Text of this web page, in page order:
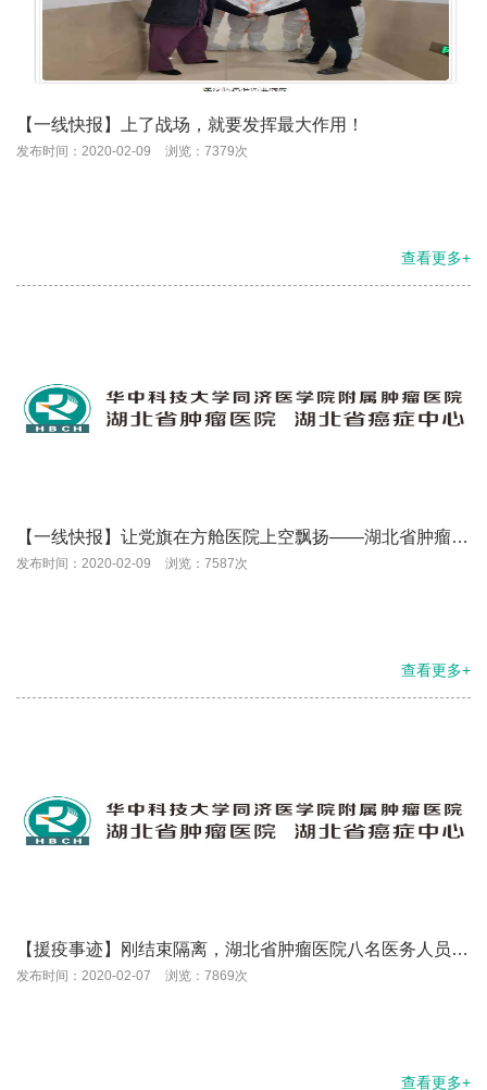
【一线快报】上了战场，就要发挥最大作用！
发布时间：2020-02-09 浏览：7379次
查看更多+
【一线快报】让党旗在方舱医院上空飘扬——湖北省肿瘤医
院医疗队建立 “党建领航医患联管”方舱医院管理新模式
发布时间：2020-02-09 浏览：7587次
查看更多+
【援疫事迹】刚结束隔离，湖北省肿瘤医院八名医务人员集
体请缨参战
发布时间：2020-02-07 浏览：7869次
查看更多+